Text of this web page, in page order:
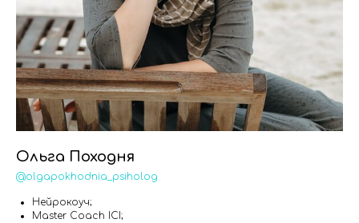
Ольга Походня
@olgapokhodnia_psiholog
Нейрокоуч;
Master Coach ICI;